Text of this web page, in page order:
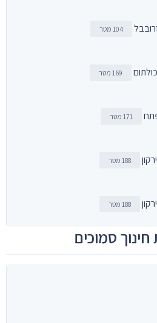
104 מטר
169 מטר
171 מטר
188 מטר
188 מטר
סמוכים